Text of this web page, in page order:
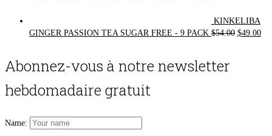
KINKELIBA
GINGER PASSION TEA SUGAR FREE - 9 PACK $54.00 Original
$49.00
Abonnez-vous à notre newsletter
hebdomadaire gratuit
Name: